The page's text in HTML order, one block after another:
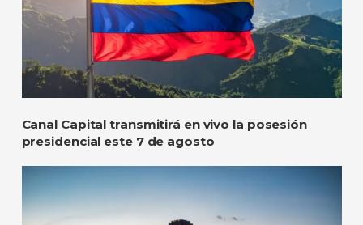
Canal Capital transmitirá en vivo la posesión
presidencial este 7 de agosto